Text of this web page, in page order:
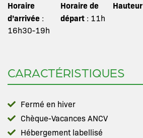
Horaire
d’arrivée :
16h30-19h
Horaire de
départ: 11h
Hauteur
CARACTÉRISTIQUES
Fermé en hiver
Chèque-Vacances ANCV
Hébergement labellisé